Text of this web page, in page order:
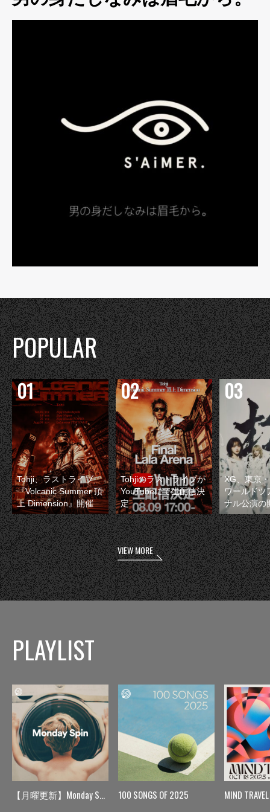
POPULAR
Tohji、ラストライブ
『Volcanic Summer 頂
上 Dimension』開催
Tohjiのラストライブが
YouTubeにて生配信決
定
XG、東京
ワールドツ
ナル公演の
VIEW MORE
PLAYLIST
【月曜更新】Monday Spin 100 SONGS OF 2025 MIND TRAVEL